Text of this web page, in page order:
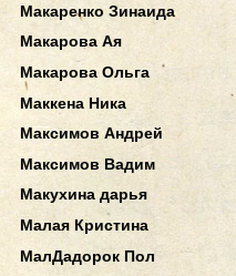
Макаренко Зинаида
Макарова Ая
Макарова Ольга
Маккена Ника
Максимов Андрей
Максимов Вадим
Макухина дарья
Малая Кристина
МалДадорок Пол